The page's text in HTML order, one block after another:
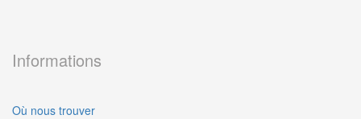
Informations
Où nous trouver